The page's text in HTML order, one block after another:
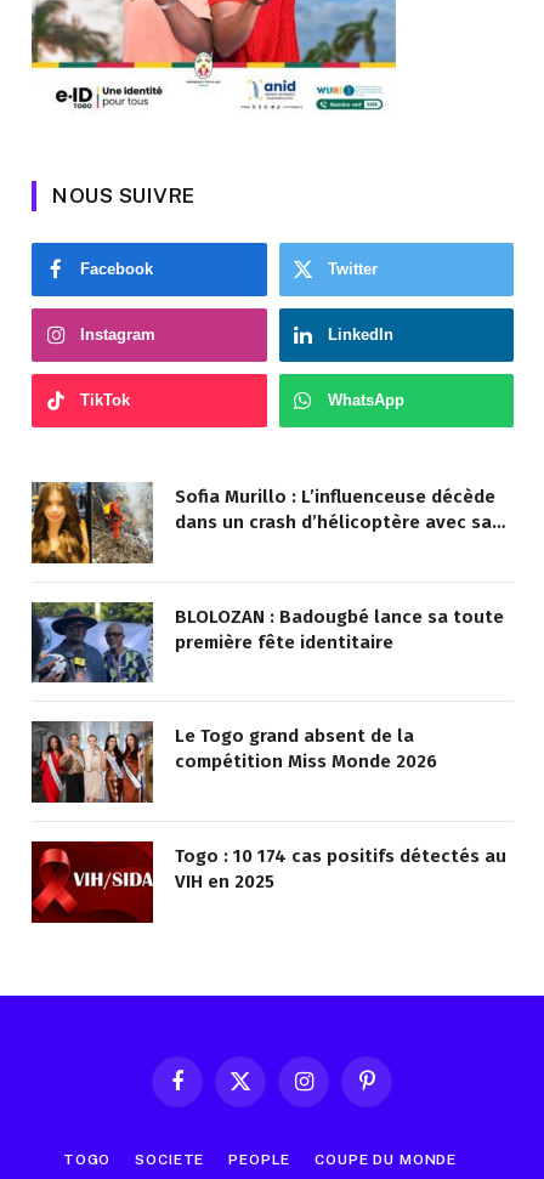
NOUS SUIVRE
Facebook Twitter
Instagram LinkedIn
TikTok WhatsApp
Sofia Murillo : L’influenceuse décède
dans un crash d’hélicoptère avec sa
BLOLOZAN : Badougbé lance sa toute
première fête identitaire
Le Togo grand absent de la
compétition Miss Monde 2026
Togo : 10 174 cas positifs détectés au
VIH en 2025
FacebookX
InstagramPinterest
TOGO SOCIETE PEOPLE COUPE DU MONDE